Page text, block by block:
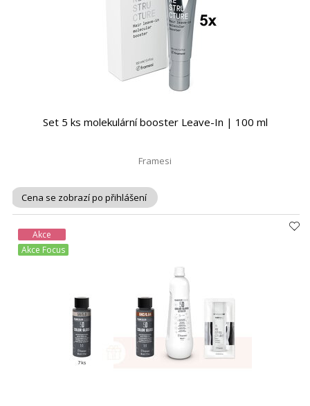
Set 5 ks molekulární booster Leave-In | 100 ml
Framesi
Cena se zobrazí po přihlášení
Akce
Akce Focus